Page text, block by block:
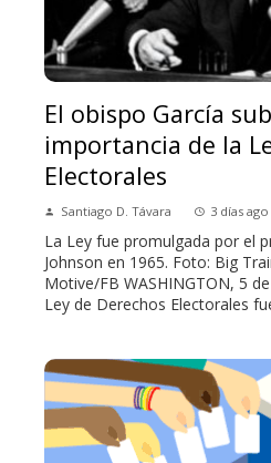
El obispo García
importancia de la
Electorales
Santiago D. Távara 3 días ago
La Ley fue promulgada por el
Johnson en 1965. Foto: Big
Motive/FB WASHINGTON, 5
Ley de Derechos Electorales